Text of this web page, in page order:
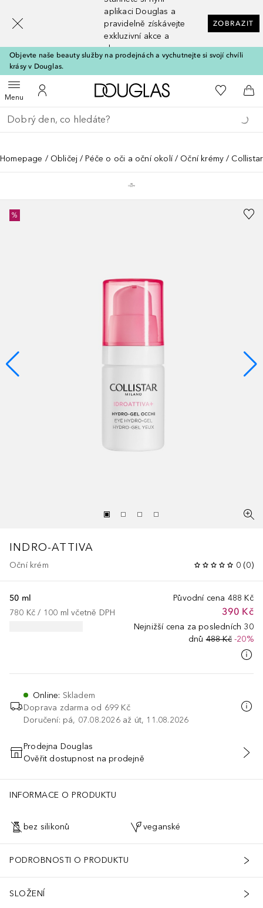
aplikaci Douglas a
pravidelně získávejte
exkluzivní akce a
slevy
ZOBRAZIT
Objevte naše beauty služby na prodejnách a vychutnejte si svojí chvíli
krásy v Douglas.
MenuOtevřít menuK mému účtu
Domů K mému
Do
Vraťte se
Proveďte vyhledávání
Homepage Obličej Péče o oči a oční okolí Oční krémy
%
INDRO-ATTIVA
Oční krém 0 (0)
Původní cena 488 Kč
390 Kč
Nejnižší cena za posledních 30
dnů 488 Kč-20%
50 ml
780 Kč / 100 ml včetně DPH
Online: Skladem
Doprava zdarma od 699 Kč
Doručení: pá, 07.08.2026 až út, 11.08.2026
PŘIDAT DO KOŠÍKU
Prodejna Douglas
Ověřit dostupnost na prodejně
INFORMACE O PRODUKTU
bez silikonů veganské
PODROBNOSTI O PRODUKTU
SLOŽENÍ
[navigation.slideout.screenreader]